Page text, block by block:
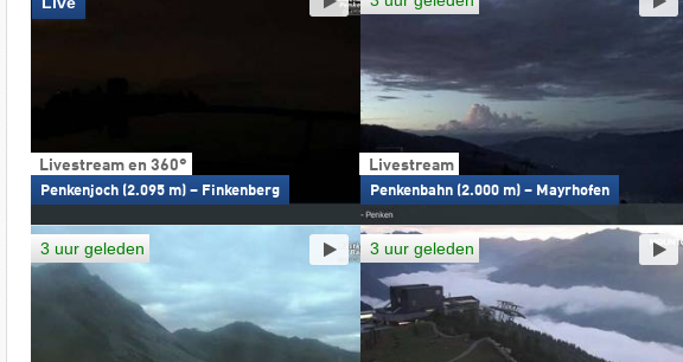
Livestream en 360°
Penkenjoch (2.095 m) – Finkenberg
Livestream
Penkenbahn (2.000 m) – Mayrhofen
3 uur geleden 3 uur geleden